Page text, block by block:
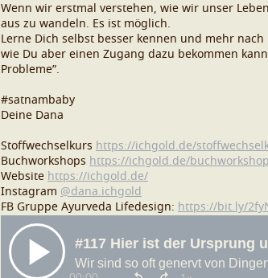
Wenn wir erstmal verstehen, wie wir unser
aus zu wandeln. Es ist möglich.
Lerne Dich selbst besser kennen und mehr
wie Du aber einen Zugang dazu bekommen
Probleme”.
#satnambaby
Deine Dana
Stoffwechselkurs https://ichgold.de/
Buchworkshops https://ichgold.de/
Website https://ichgold.de/
Instagram @dana.ichgold
FB Gruppe Ayurveda Lifedesign: https://bit.ly/